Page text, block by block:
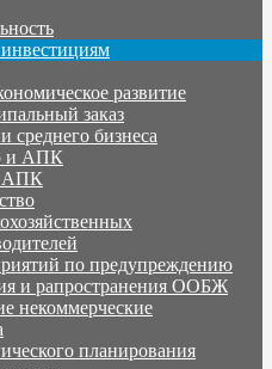
развитие
заказ
среднего бизнеса
и АПК
АПК
по предупреждению
и рапространения ООБЖ
некоммерческие
планирования